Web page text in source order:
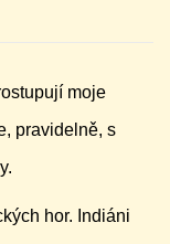
moje
pravidelně, s
hor. Indiáni